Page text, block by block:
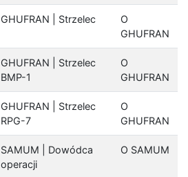
GHUFRAN | Strzelec
O
GHUFRAN
GHUFRAN | Strzelec
BMP-1
O
GHUFRAN
GHUFRAN | Strzelec
RPG-7
O
GHUFRAN
SAMUM | Dowódca
operacji
O SAMUM